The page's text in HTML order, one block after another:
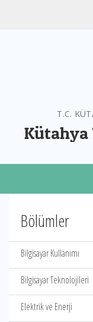
T.C.
Kütahya
Bölümler
Bilgisayar Kullanımı
Bilgisayar Teknolojileri
Elektrik ve Enerji